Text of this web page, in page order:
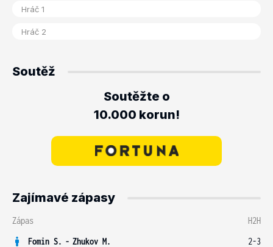
Soutěž
Soutěžte o
10.000 korun!
Zajímavé zápasy
Zápas
H2H
Fomin S. - Zhukov M.
2-3